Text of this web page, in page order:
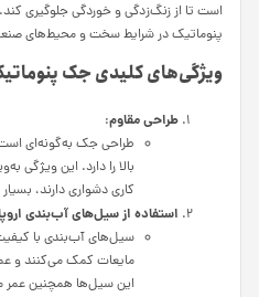
است تا از زنگ‌زدگی و خوردگی جلوگیری
پنوماتیک در شرایط سخت و محیط‌های
ویژگی‌های کلیدی جک
طراحی مقاوم:
طراحی جک به‌گونه‌ای
بالا را دارد. این ویژگی
کاری دشواری دارند،
استفاده از سیل‌های آب‌بندی
سیل‌های آب‌بندی با
مایعات کمک می‌کنند و
این سیل‌ها همچنین عمر